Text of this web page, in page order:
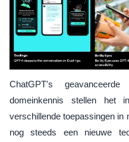
ChatGPT's
domeinkennis stellen
verschillende toepassingen in
nog steeds een nieuwe